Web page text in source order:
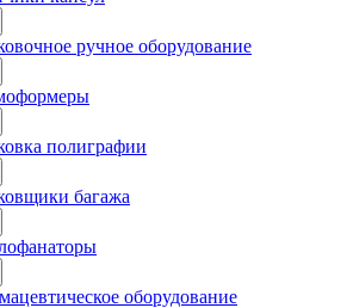
ручное оборудование
полиграфии
багажа
оборудование